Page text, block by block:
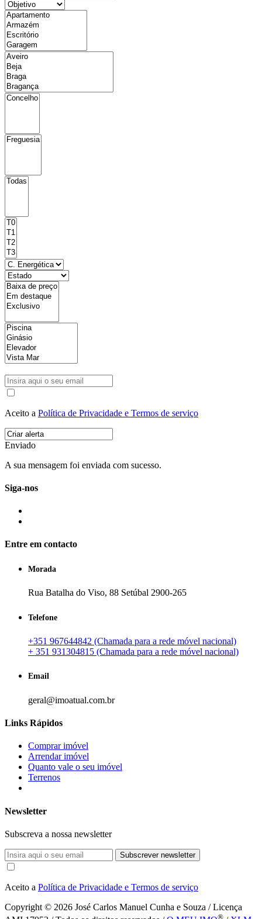
Aceito a Política de Privacidade e Termos de serviço
Enviado
A sua mensagem foi enviada com sucesso.
Siga-nos
Entre em contacto
Morada
Rua Batalha do Viso, 88 Setúbal 2900-265
Telefone
+351 967644842 (Chamada para a rede móvel nacional)
+ 351 931304815 (Chamada para a rede móvel nacional)
Email
geral@imoatual.com.br
Links Rápidos
Comprar imóvel
Arrendar imóvel
Quanto vale o seu imóvel
Terrenos
Newsletter
Subscreva a nossa newsletter
Subscrever newsletter
Aceito a Política de Privacidade e Termos de serviço
Copyright © 2026 José Carlos Manuel Cunha e Souza / Licença
®